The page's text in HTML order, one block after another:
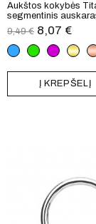
Aukštos kokybės
segmentinis
9,49 € 8,07 €
MėlynaŽaliaPurpurinė
Į KREPŠELĮ